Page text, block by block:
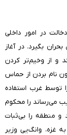
در امور داخلی
بگیرد. در آغاز
و از وخیم‌تر کردن
نام بردن از حماس
توسط غرب استفاده
می‌رساند را محکوم
و منطقه را بی‌ثبات
غزه، وانگ‌یی وزیر